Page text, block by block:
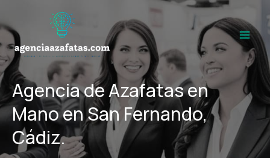
al
contenido
Main
Agencia de Azafatas en
Mano en San Fernando,
Cádiz.